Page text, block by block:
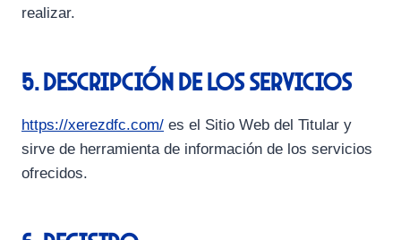
realizar.
5. Descripción de los servicios
https://xerezdfc.com/ es el Sitio Web del Titular y
sirve de herramienta de información de los servicios
ofrecidos.